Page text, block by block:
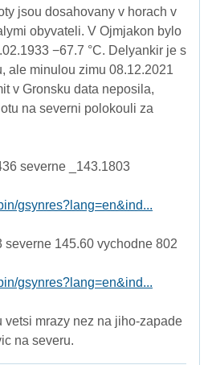
jsou dosahovany v horach v
obyvateli. V Ojmjakon bylo
−67.7 °C. Delyankir je s
ale minulou zimu 08.12.2021
v Gronsku data neposila,
na severni polokouli za
severne _143.1803
gsynres?lang=en&ind...
severne 145.60 vychodne 802
gsynres?lang=en&ind...
vetsi mrazy nez na jiho-zapade
na severu.